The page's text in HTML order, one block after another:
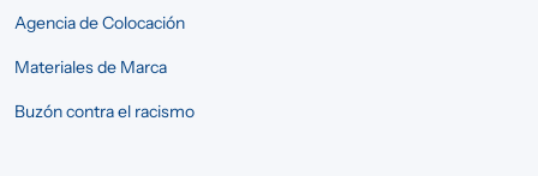
Agencia de Colocación
Materiales de Marca
Buzón contra el racismo